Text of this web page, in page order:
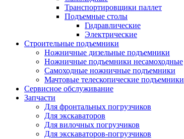
Транспортировщики паллет
Подъемные столы
Гидравлические
Электрические
Строительные подъемники
Ножничные дизельные подъемники
Ножничные подъемники несамоходные
Самоходные ножничные подъемники
Мачтовые телескопические подъемники
Сервисное обслуживание
Запчасти
Для фронтальных погрузчиков
Для экскаваторов
Для вилочных погрузчиков
Для экскаваторов-погрузчиков